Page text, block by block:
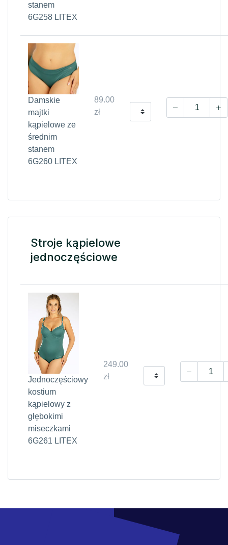
stanem
6G258 LITEX
Damskie
majtki
kąpielowe ze
średnim
stanem
6G260 LITEX
89.00
zł
Stroje kąpielowe
jednoczęściowe
Jednoczęściowy
kostium
kąpielowy z
głębokimi
miseczkami
6G261 LITEX
249.00
zł